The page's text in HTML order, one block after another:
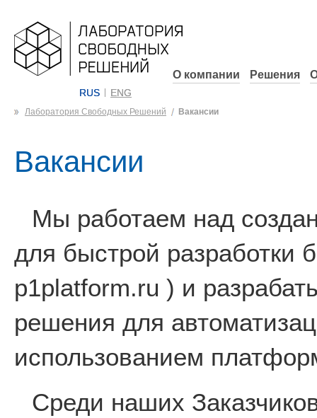
RUS ENG
О компании Решения
Лаборатория Свободных Решений Вакансии
Вакансии
Мы работаем над
для быстрой разработки
p1platform.ru ) и
решения для
использованием
Среди наших